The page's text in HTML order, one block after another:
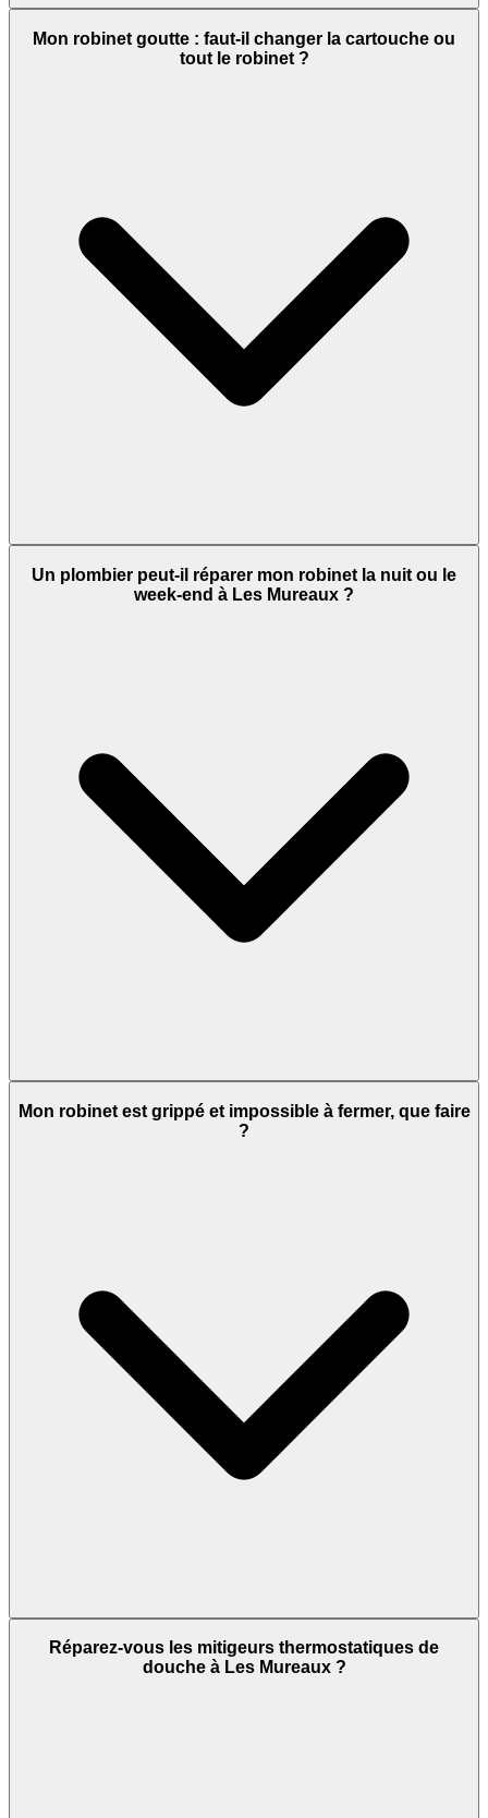
Mon robinet goutte : faut-il changer la cartouche ou
tout le robinet ?
Un plombier peut-il réparer mon robinet la nuit ou le
week-end à Les Mureaux ?
Mon robinet est grippé et impossible à fermer, que faire
?
Réparez-vous les mitigeurs thermostatiques de
douche à Les Mureaux ?